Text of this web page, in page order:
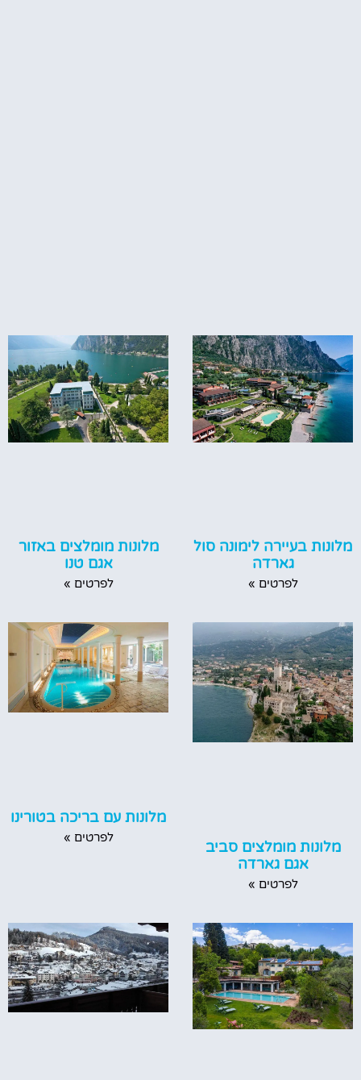
מלונות בעיירה לימונה סול
גארדה
לפרטים »
מלונות מומלצים באזור
אגם טנו
לפרטים »
מלונות מומלצים סביב
אגם גארדה
לפרטים »
מלונות עם בריכה בטורינו
לפרטים »